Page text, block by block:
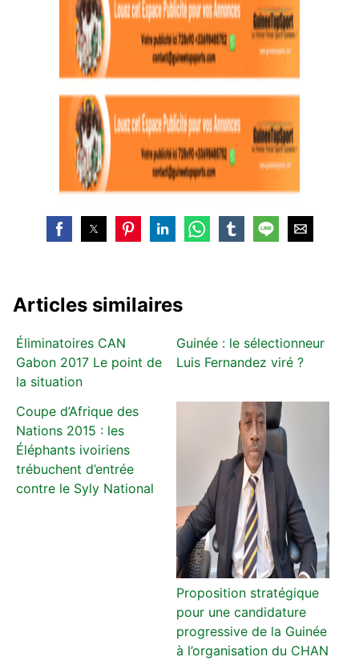
Articles similaires
Éliminatoires CAN
Gabon 2017 Le point de
la situation
Guinée : le sélectionneur
Luis Fernandez viré ?
Coupe d’Afrique des
Nations 2015 : les
Éléphants ivoiriens
trébuchent d’entrée
contre le Syly National
Proposition stratégique
pour une candidature
progressive de la Guinée
à l’organisation du CHAN